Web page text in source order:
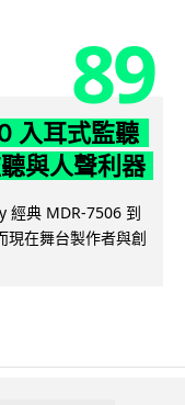
89
入耳式監聽
與人聲利器
經典 MDR-7506 到
現在舞台製作者與創